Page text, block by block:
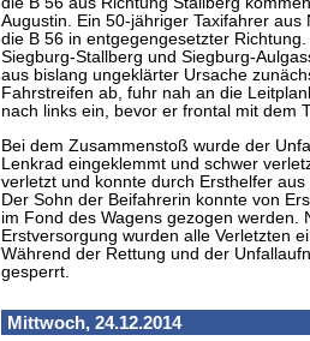
Augustin. Ein 50-jähriger Taxifahrer
die B 56 in entgegengesetzter
Siegburg-Stallberg und Siegburg-
aus bislang ungeklärter Ursache
Fahrstreifen ab, fuhr nah an die
nach links ein, bevor er frontal mit dem
Bei dem Zusammenstoß wurde der
Lenkrad eingeklemmt und schwer
verletzt und konnte durch Ersthelfer
Der Sohn der Beifahrerin konnte von
im Fond des Wagens gezogen werden.
Erstversorgung wurden alle Verletzten
Während der Rettung und der
gesperrt.
Mittwoch, 24.12.2014